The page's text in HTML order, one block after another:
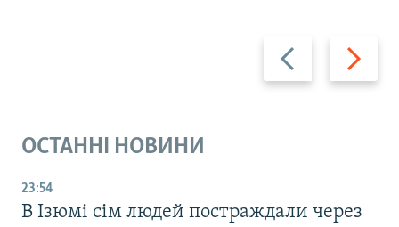
Назад Вперед
ОСТАННІ НОВИНИ
23:54
В Ізюмі сім людей постраждали через